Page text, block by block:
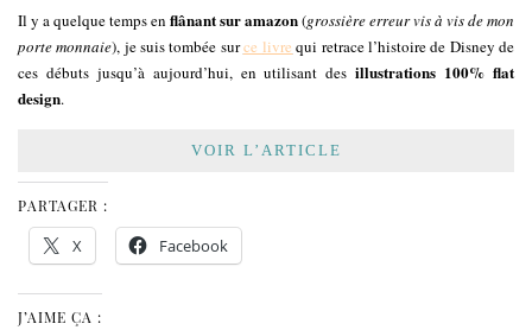
Il y a quelque temps en flânant sur amazon(grossière erreur vis à vis de mon
porte monnaie), je suis tombée surcelivre qui retrace l’histoire de Disney de
ces débuts jusqu’à aujourd’hui, en utilisant desillustrations 100% flat
design.
VOIR L’ARTICLE
PARTAGER :
X Facebook
J’AIME ÇA :